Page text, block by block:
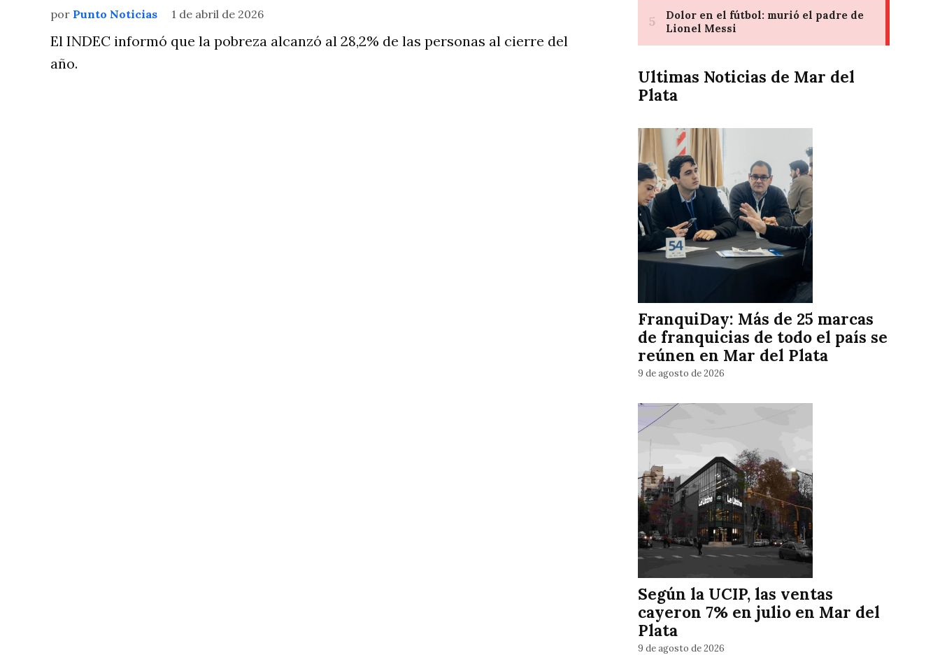
por Punto Noticias 1 de abril de 2026
El INDEC informó que la pobreza alcanzó al 28,2% de las personas al cierre del
año.
Ultimas Noticias de Mar del
Plata
FranquiDay: Más de 25 marcas
de franquicias de todo el país se
reúnen en Mar del Plata
9 de agosto de 2026
Según la UCIP, las ventas
cayeron 7% en julio en Mar del
Plata
9 de agosto de 2026